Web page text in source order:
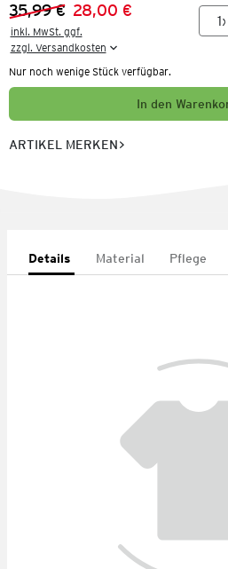
Vorheriger Preis:
35,99 €
Neuer Preis:28,00 €
inkl. MwSt. ggf.
zzgl. Versandkosten
Nur noch wenige Stück verfügbar.
In den
ARTIKEL MERKEN
Details Material Pflege